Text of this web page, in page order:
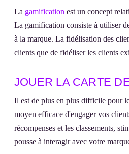
La gamification est un concept
La gamification consiste à utiliser
à la marque. La fidélisation des
clients que de fidéliser les clients
JOUER LA CARTE
Il est de plus en plus difficile pour
moyen efficace d'engager vos
récompenses et les classements,
pousse à interagir avec votre